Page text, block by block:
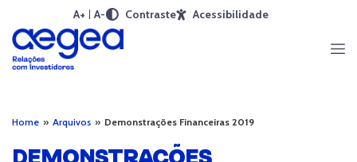
A+ A- Contraste Acessibilidade
Home » Arquivos » Demonstrações Financeiras 2019